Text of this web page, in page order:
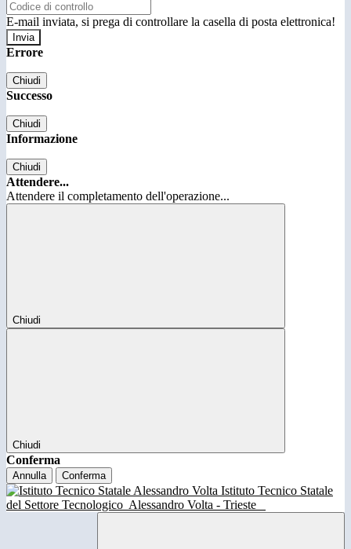
E-mail inviata, si prega di controllare la casella di posta elettronica!
Errore
Chiudi
Successo
Chiudi
Informazione
Chiudi
Attendere...
Attendere il completamento dell'operazione...
Chiudi
Chiudi
Conferma
Annulla Conferma
Istituto Tecnico Statale
del Settore Tecnologico Alessandro Volta - Trieste